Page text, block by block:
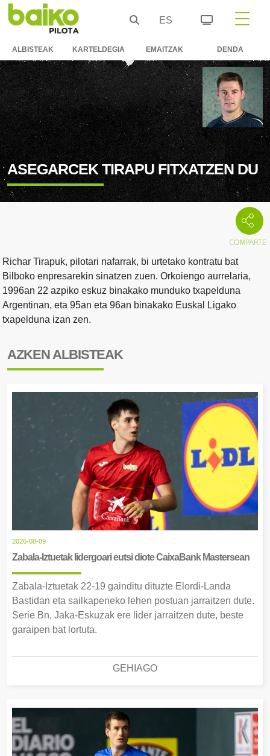
ES
ALBISTEAK KARTELDEGIA EMAITZAK DENDA
ASEGARCEK TIRAPU FITXATZEN DU
Richar Tirapuk, pilotari nafarrak, bi urtetako kontratu bat
Bilboko enpresarekin sinatzen zuen. Orkoiengo aurrelaria,
1996an 22 azpiko eskuz binakako munduko txapelduna
Argentinan, eta 95an eta 96an binakako Euskal Ligako
txapelduna izan zen.
AZKEN ALBISTEAK
2026-08-09
Zabala-Iztuetak lidergoari eutsi diote CaixaBank Mastersean
Zabala-Iztuetak 22-19 gainditu dituzte Elordi-Landa
Bastidan eta sailkapeneko lehen postuan jarraitzen dute.
Serie Bn, Jaka-Eskuzak ere lider jarraitzen dute, beste
garaipen bat lortuta.
GEHIAGO